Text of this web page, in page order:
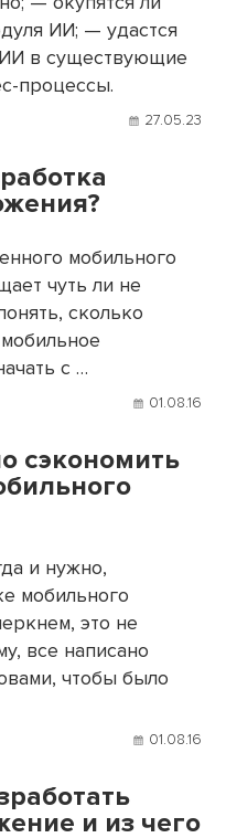
ИИ; — удастся
в существующие
процессы.
27.05.23
мобильного
чуть ли не
сколько
с …
01.08.16
сэкономить
и нужно,
мобильного
это не
все написано
чтобы было
01.08.16
и из чего